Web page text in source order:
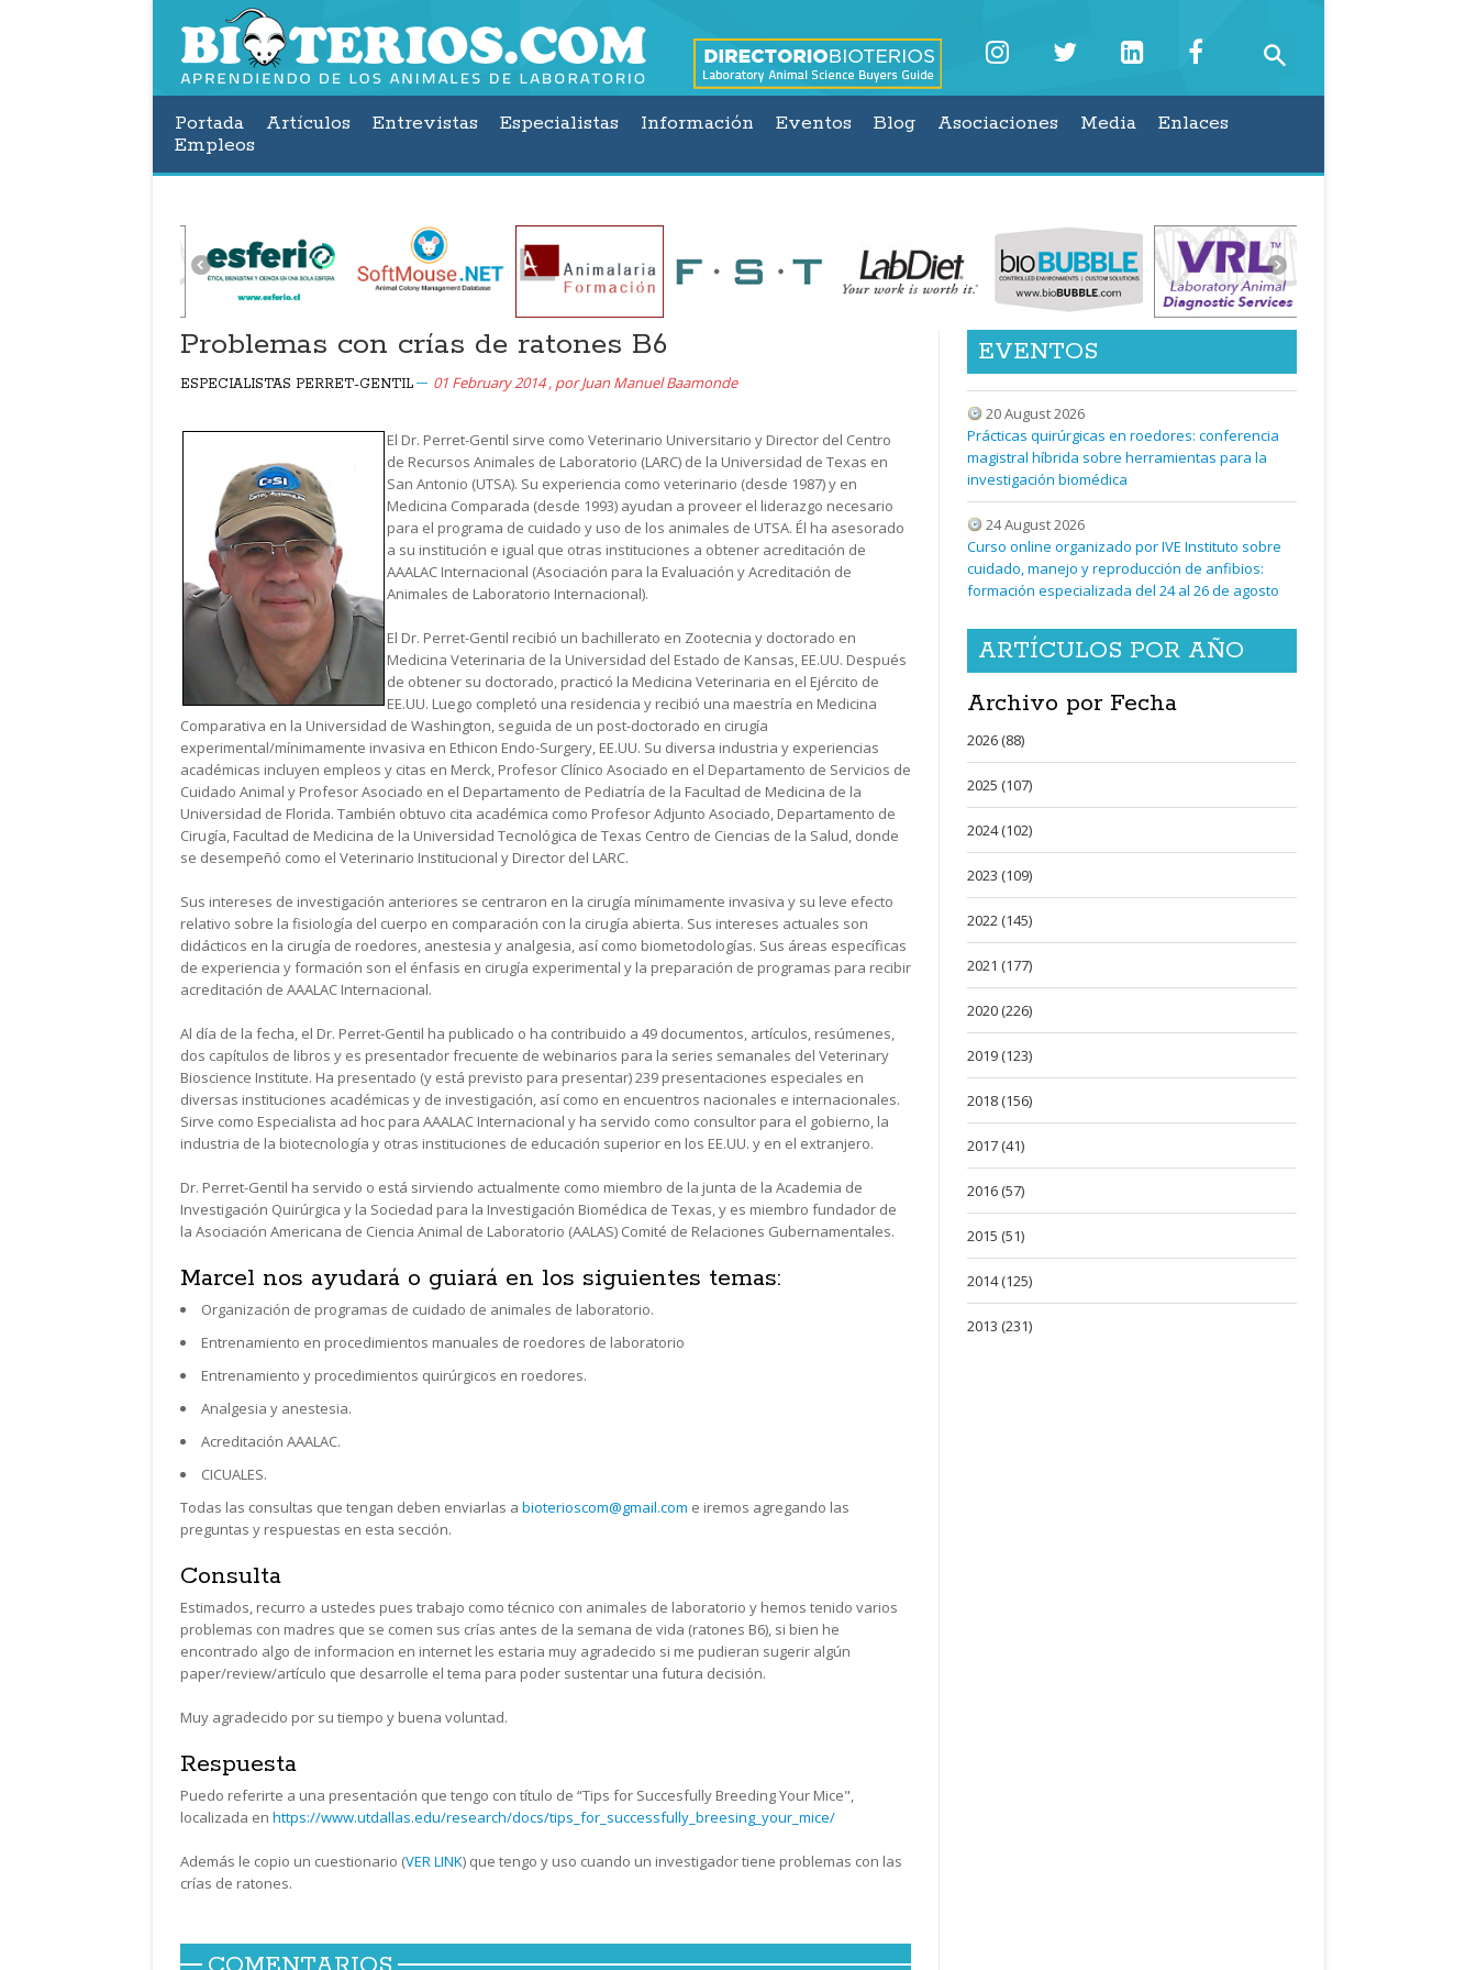
Portada Artículos Entrevistas Especialistas Información Eventos Blog Asociaciones Media
Enlaces
Empleos
Problemas con crías de ratones B6
ESPECIALISTAS PERRET-GENTIL 01 February 2014 , porJuan Manuel Baamonde
El Dr. Perret-Gentil sirve como Veterinario Universitario y Director del Centro
de Recursos Animales de Laboratorio (LARC) de la Universidad de Texas en
San Antonio (UTSA). Su experiencia como veterinario (desde 1987) y en
Medicina Comparada (desde 1993) ayudan a proveer el liderazgo necesario
para el programa de cuidado y uso de los animales de UTSA. Él ha asesorado
a su institución e igual que otras instituciones a obtener acreditación de
AAALAC Internacional (Asociación para la Evaluación y Acreditación de
Animales de Laboratorio Internacional).
El Dr. Perret-Gentil recibió un bachillerato en Zootecnia y doctorado en
Medicina Veterinaria de la Universidad del Estado de Kansas, EE.UU. Después
de obtener su doctorado, practicó la Medicina Veterinaria en el Ejército de
EE.UU. Luego completó una residencia y recibió una maestría en Medicina
Comparativa en la Universidad de Washington, seguida de un post-doctorado en cirugía
experimental/mínimamente invasiva en Ethicon Endo-Surgery, EE.UU. Su diversa industria y experiencias
académicas incluyen empleos y citas en Merck, Profesor Clínico Asociado en el Departamento de Servicios de
Cuidado Animal y Profesor Asociado en el Departamento de Pediatría de la Facultad de Medicina de la
Universidad de Florida. También obtuvo cita académica como Profesor Adjunto Asociado, Departamento de
Cirugía, Facultad de Medicina de la Universidad Tecnológica de Texas Centro de Ciencias de la Salud, donde
se desempeñó como el Veterinario Institucional y Director del LARC.
Sus intereses de investigación anteriores se centraron en la cirugía mínimamente invasiva y su leve efecto
relativo sobre la fisiología del cuerpo en comparación con la cirugía abierta. Sus intereses actuales son
didácticos en la cirugía de roedores, anestesia y analgesia, así como biometodologías. Sus áreas específicas
de experiencia y formación son el énfasis en cirugía experimental y la preparación de programas para recibir
acreditación de AAALAC Internacional.
Al día de la fecha, el Dr. Perret-Gentil ha publicado o ha contribuido a 49 documentos, artículos, resúmenes,
dos capítulos de libros y es presentador frecuente de webinarios para la series semanales del Veterinary
Bioscience Institute. Ha presentado (y está previsto para presentar) 239 presentaciones especiales en
diversas instituciones académicas y de investigación, así como en encuentros nacionales e internacionales.
Sirve como Especialista ad hoc para AAALAC Internacional y ha servido como consultor para el gobierno, la
industria de la biotecnología y otras instituciones de educación superior en los EE.UU. y en el extranjero.
Dr. Perret-Gentil ha servido o está sirviendo actualmente como miembro de la junta de la Academia de
Investigación Quirúrgica y la Sociedad para la Investigación Biomédica de Texas, y es miembro fundador de
la Asociación Americana de Ciencia Animal de Laboratorio (AALAS) Comité de Relaciones Gubernamentales.
Marcel nos ayudará o guiará en los siguientes temas:
Organización de programas de cuidado de animales de laboratorio.
Entrenamiento en procedimientos manuales de roedores de laboratorio
Entrenamiento y procedimientos quirúrgicos en roedores.
Analgesia y anestesia.
Acreditación AAALAC.
CICUALES.
Todas las consultas que tengan deben enviarlas a bioterioscom@gmail.com e iremos agregando las
preguntas y respuestas en esta sección.
Consulta
Estimados, recurro a ustedes pues trabajo como técnico con animales de laboratorio y hemos tenido varios
problemas con madres que se comen sus crías antes de la semana de vida (ratones B6), si bien he
encontrado algo de informacion en internet les estaria muy agradecido si me pudieran sugerir algún
paper/review/artículo que desarrolle el tema para poder sustentar una futura decisión.
Muy agradecido por su tiempo y buena voluntad.
Respuesta
Puedo referirte a una presentación que tengo con título de “Tips for Succesfully Breeding Your Mice",
localizada en https://www.utdallas.edu/research/docs/tips_for_successfully_breesing_your_mice/
Además le copio un cuestionario (VER LINK) que tengo y uso cuando un investigador tiene problemas con las
crías de ratones.
EVENTOS
20 August 2026
Prácticas quirúrgicas en roedores: conferencia
magistral híbrida sobre herramientas para la
investigación biomédica
24 August 2026
Curso online organizado por IVE Instituto sobre
cuidado, manejo y reproducción de anfibios:
formación especializada del 24 al 26 de agosto
ARTÍCULOS POR AÑO
Archivo por Fecha
2026 (88)
2025 (107)
2024 (102)
2023 (109)
2022 (145)
2021 (177)
2020 (226)
2019 (123)
2018 (156)
2017 (41)
2016 (57)
2015 (51)
2014 (125)
2013 (231)